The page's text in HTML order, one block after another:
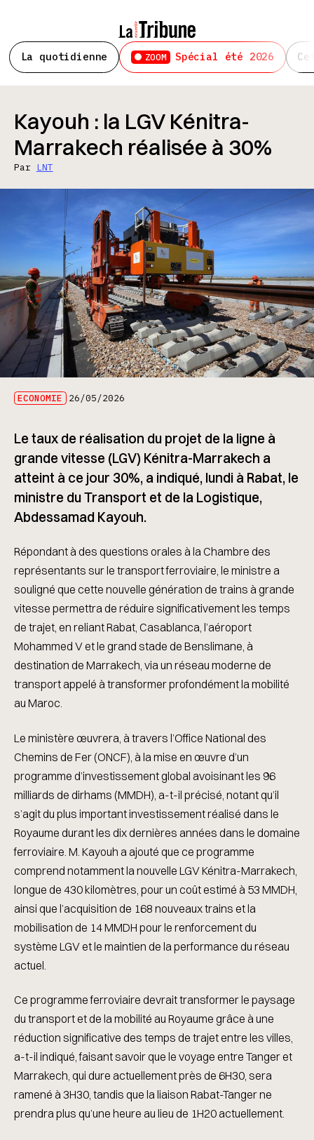
La quotidienne ZOOM Spécial été 2026
ECONOMIE 26/05/2026
Kayouh : la LGV Kénitra-
Marrakech réalisée à 30%
Par LNT
Le taux de réalisation du projet de la ligne à
grande vitesse (LGV) Kénitra-Marrakech a
atteint à ce jour 30%, a indiqué, lundi à Rabat, le
ministre du Transport et de la Logistique,
Abdessamad Kayouh.
Répondant à des questions orales à la Chambre des
représentants sur le transport ferroviaire, le ministre a
souligné que cette nouvelle génération de trains à grande
vitesse permettra de réduire significativement les temps
de trajet, en reliant Rabat, Casablanca, l’aéroport
Mohammed V et le grand stade de Benslimane, à
destination de Marrakech, via un réseau moderne de
transport appelé à transformer profondément la mobilité
au Maroc.
Le ministère œuvrera, à travers l’Office National des
Chemins de Fer (ONCF), à la mise en œuvre d’un
programme d’investissement global avoisinant les 96
milliards de dirhams (MMDH), a-t-il précisé, notant qu’il
s’agit du plus important investissement réalisé dans le
Royaume durant les dix dernières années dans le domaine
ferroviaire. M. Kayouh a ajouté que ce programme
comprend notamment la nouvelle LGV Kénitra-Marrakech,
longue de 430 kilomètres, pour un coût estimé à 53 MMDH,
ainsi que l’acquisition de 168 nouveaux trains et la
mobilisation de 14 MMDH pour le renforcement du
système LGV et le maintien de la performance du réseau
actuel.
Ce programme ferroviaire devrait transformer le paysage
du transport et de la mobilité au Royaume grâce à une
réduction significative des temps de trajet entre les villes,
a-t-il indiqué, faisant savoir que le voyage entre Tanger et
Marrakech, qui dure actuellement près de 6H30, sera
ramené à 3H30, tandis que la liaison Rabat-Tanger ne
prendra plus qu’une heure au lieu de 1H20 actuellement.